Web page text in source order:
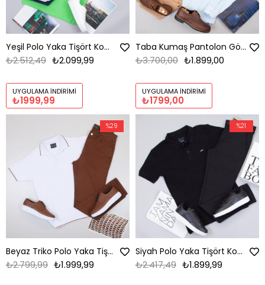
Yeşil Polo Yaka Tişört Kombini Erkek | Slim Fit Günlük Şık Komple Set
₺2.099,99
₺2.512,49
UYGULAMA İNDIRIMI
₺1999,99
Taba Kumaş Pantolon Gömlek Ayakkabı Kombin
₺1.899,00
₺3.700,00
UYGULAMA İNDIRIMI
₺1799,00
Beyaz Triko Polo Yaka Tişört Kombini Erkek | Slim Fit Şık Komple Set
₺1.999,99
₺2.799,99
%29
Siyah Polo Yaka Tişört Kombini Erkek | Slim Fit Şık Komple Set
₺1.899,99
₺2.417,49
%21